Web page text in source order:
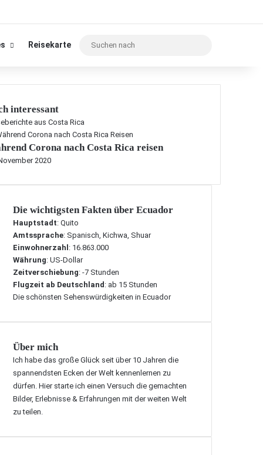
Reisekarte
interessant
aus Costa Rica
Corona nach Costa Rica reisen
2020
Die wichtigsten Fakten über Ecuador
Hauptstadt: Quito
Amtssprache: Spanisch, Kichwa, Shuar
Einwohnerzahl : 16.863.000
Währung: US-Dollar
Zeitverschiebung: -7 Stunden
Flugzeit ab Deutschland : ab 15 Stunden
Die schönsten Sehenswürdigkeiten in Ecuador
Über mich
Ich habe das große Glück seit über 10 Jahren die
spannendsten Ecken der Welt kennenlernen zu
dürfen. Hier starte ich einen Versuch die gemachten
Bilder, Erlebnisse & Erfahrungen mit der weiten Welt
zu teilen.